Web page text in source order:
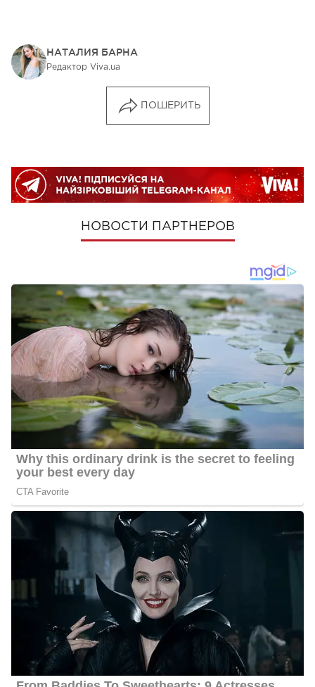
НАТАЛИЯ БАРНА
Редактор Viva.ua
ПОШЕРИТЬ
НОВОСТИ ПАРТНЕРОВ